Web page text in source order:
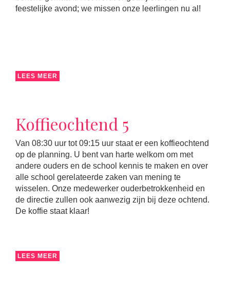
feestelijke avond; we missen onze leerlingen nu al!
LEES MEER
Koffieochtend 5
Van 08:30 uur tot 09:15 uur staat er een koffieochtend
op de planning. U bent van harte welkom om met
andere ouders en de school kennis te maken en over
alle school gerelateerde zaken van mening te
wisselen. Onze medewerker ouderbetrokkenheid en
de directie zullen ook aanwezig zijn bij deze ochtend.
De koffie staat klaar!
LEES MEER